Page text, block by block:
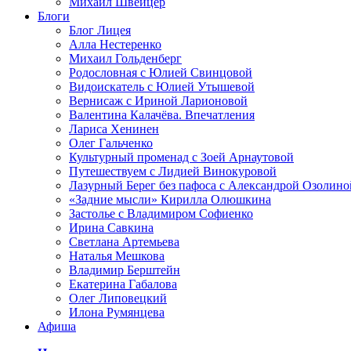
Блоги
Блог Лицея
Алла Нестеренко
Михаил Гольденберг
Родословная с Юлией Свинцовой
Видоискатель с Юлией Утышевой
Вернисаж с Ириной Ларионовой
Валентина Калачёва. Впечатления
Лариса Хенинен
Олег Гальченко
Культурный променад с Зоей Арнаутовой
Путешествуем с Лидией Винокуровой
Лазурный Берег без пафоса с Александрой
«Задние мысли» Кирилла Олюшкина
Застолье с Владимиром Софиенко
Ирина Савкина
Светлана Артемьева
Наталья Мешкова
Владимир Берштейн
Екатерина Габалова
Олег Липовецкий
Илона Румянцева
Афиша